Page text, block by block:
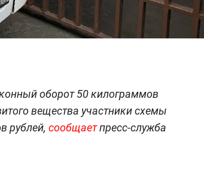
оборот 50 килограммов
вещества участники схемы
рублей, сообщаетпресс-служба